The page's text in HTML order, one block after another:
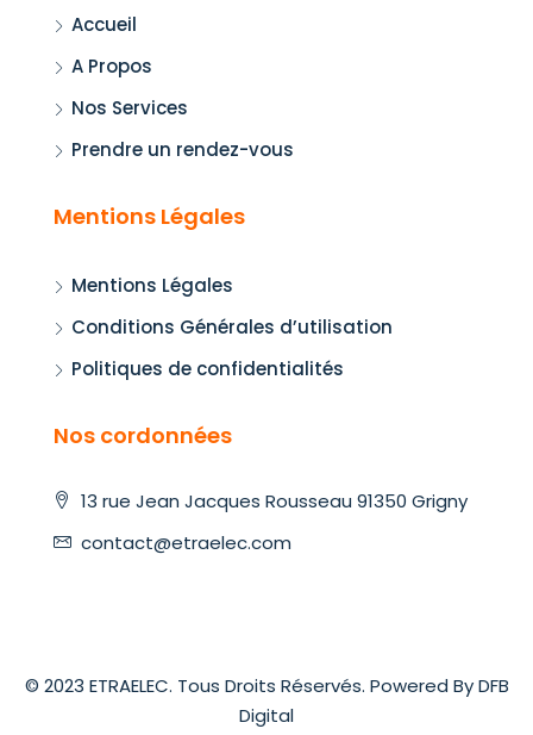
Accueil
A Propos
Nos Services
Prendre un rendez-vous
Mentions Légales
Mentions Légales
Conditions Générales d’utilisation
Politiques de confidentialités
Nos cordonnées
13 rue Jean Jacques Rousseau 91350 Grigny
contact@etraelec.com
© 2023 ETRAELEC. Tous Droits Réservés. Powered By DFB
Digital